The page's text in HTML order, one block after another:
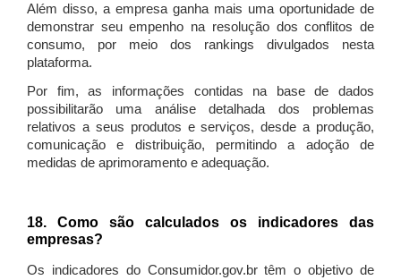
Além disso, a empresa ganha mais uma oportunidade de
demonstrar seu empenho na resolução dos conflitos de
consumo, por meio dos rankings divulgados nesta
plataforma.
Por fim, as informações contidas na base de dados
possibilitarão uma análise detalhada dos problemas
relativos a seus produtos e serviços, desde a produção,
comunicação e distribuição, permitindo a adoção de
medidas de aprimoramento e adequação.
18. Como são calculados os indicadores das
empresas?
Os indicadores do Consumidor.gov.br têm o objetivo de